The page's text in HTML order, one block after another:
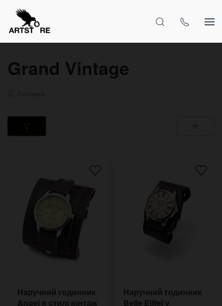
Grand Vintage
Наручний годинник
Angel в стилі вінтаж
Наручний годинник
Belle Eiffel у